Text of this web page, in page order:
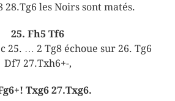
28.Tg6 les Noirs sont matés.
25. Fh5 Tf6
25. … 2 Tg8 échoue sur 26. Tg6
Df7 27.Txh6+-,
Txg6 27.Txg6.